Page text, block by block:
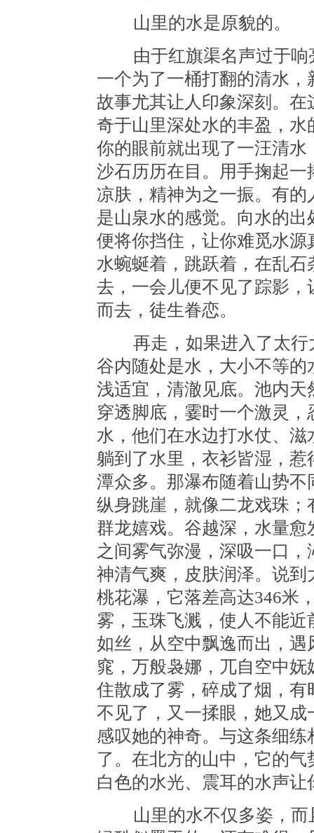
山里的水是原貌的。
由于红旗渠名声过于响
一个为了一桶打翻的清水
故事尤其让人印象深刻。
奇于山里深处水的丰盈，
你的眼前就出现了一汪清
沙石历历在目。用手掬起
凉肤，精神为之一振。有
是山泉水的感觉。向水的
便将你挡住，让你难觅水
水蜿蜒着，跳跃着，在乱
去，一会儿便不见了踪影
而去，徒生眷恋。
再走，如果进入了太行
谷内随处是水，大小不等
浅适宜，清澈见底。池内
穿透脚底，霎时一个激灵
水，他们在水边打水仗、
躺到了水里，衣衫皆湿，
潭众多。那瀑布随着山势
纵身跳崖，就像二龙戏珠
群龙嬉戏。谷越深，水量
之间雾气弥漫，深吸一口
神清气爽，皮肤润泽。说
桃花瀑，它落差高达346米
雾，玉珠飞溅，使人不能
如丝，从空中飘逸而出，
窕，万般袅娜，兀自空中
住散成了雾，碎成了烟，
不见了，又一揉眼，她又
感叹她的神奇。与这条细
了。在北方的山中，它的
白色的水光、震耳的水声
山里的水不仅多姿，而